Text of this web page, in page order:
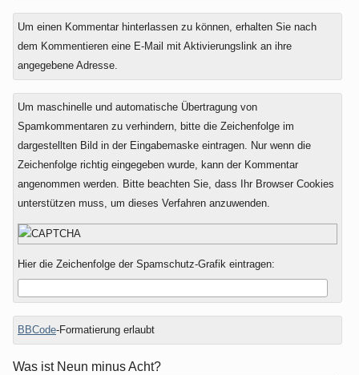
Um einen Kommentar hinterlassen zu können, erhalten Sie nach
dem Kommentieren eine E-Mail mit Aktivierungslink an ihre
angegebene Adresse.
Um maschinelle und automatische Übertragung von
Spamkommentaren zu verhindern, bitte die Zeichenfolge im
dargestellten Bild in der Eingabemaske eintragen. Nur wenn die
Zeichenfolge richtig eingegeben wurde, kann der Kommentar
angenommen werden. Bitte beachten Sie, dass Ihr Browser Cookies
unterstützen muss, um dieses Verfahren anzuwenden.
Hier die Zeichenfolge der Spamschutz-Grafik eintragen:
BBCode-Formatierung erlaubt
Was ist Neun minus Acht?